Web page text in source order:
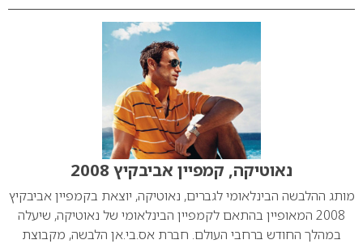
נאוטיקה, קמפיין אביבקיץ 2008
מותג ההלבשה הבינלאומי לגברים, נאוטיקה, יוצאת בקמפיין אביבקיץ
2008 המאופיין בהתאם לקמפיין הבינלאומי של נאוטיקה, שיעלה
במהלך החודש ברחבי העולם. חברת אס.בי.אן הלבשה, מקבוצת